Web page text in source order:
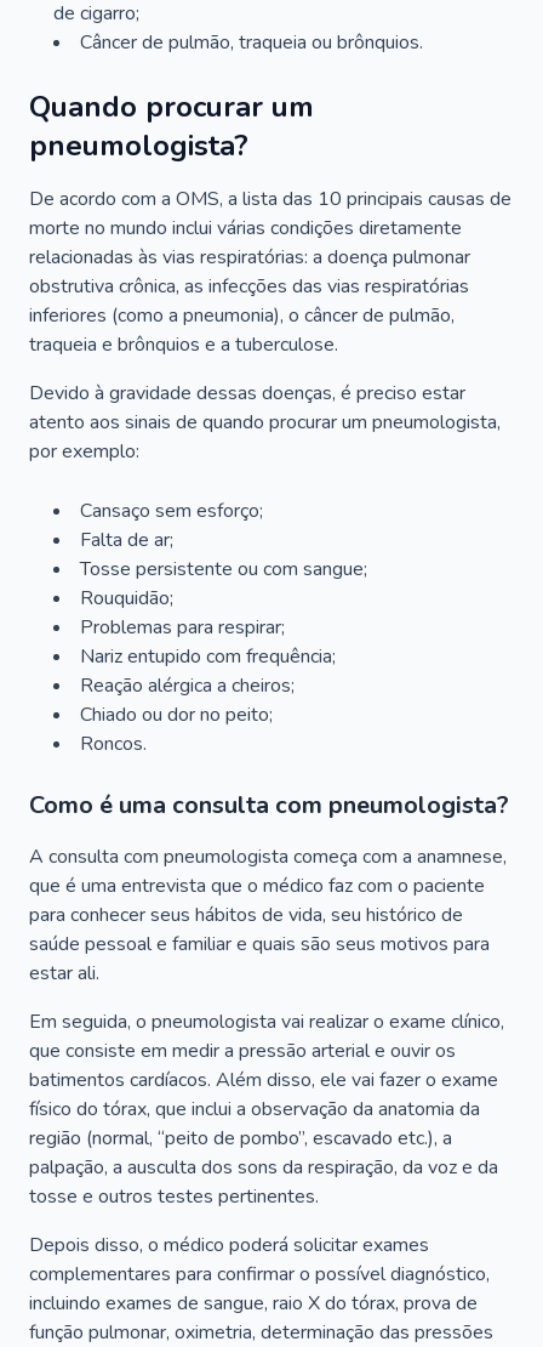
de cigarro;
Câncer de pulmão, traqueia ou brônquios.
Quando procurar um
pneumologista?
De acordo com a OMS, a lista das 10 principais causas de
morte no mundo inclui várias condições diretamente
relacionadas às vias respiratórias: a doença pulmonar
obstrutiva crônica, as infecções das vias respiratórias
inferiores (como a pneumonia), o câncer de pulmão,
traqueia e brônquios e a tuberculose.
Devido à gravidade dessas doenças, é preciso estar
atento aos sinais de quando procurar um pneumologista,
por exemplo:
Cansaço sem esforço;
Falta de ar;
Tosse persistente ou com sangue;
Rouquidão;
Problemas para respirar;
Nariz entupido com frequência;
Reação alérgica a cheiros;
Chiado ou dor no peito;
Roncos.
Como é uma consulta com pneumologista?
A consulta com pneumologista começa com a anamnese,
que é uma entrevista que o médico faz com o paciente
para conhecer seus hábitos de vida, seu histórico de
saúde pessoal e familiar e quais são seus motivos para
estar ali.
Em seguida, o pneumologista vai realizar o exame clínico,
que consiste em medir a pressão arterial e ouvir os
batimentos cardíacos. Além disso, ele vai fazer o exame
físico do tórax, que inclui a observação da anatomia da
região (normal, “peito de pombo”, escavado etc.), a
palpação, a ausculta dos sons da respiração, da voz e da
tosse e outros testes pertinentes.
Depois disso, o médico poderá solicitar exames
complementares para confirmar o possível diagnóstico,
incluindo exames de sangue, raio X do tórax, prova de
função pulmonar, oximetria, determinação das pressões